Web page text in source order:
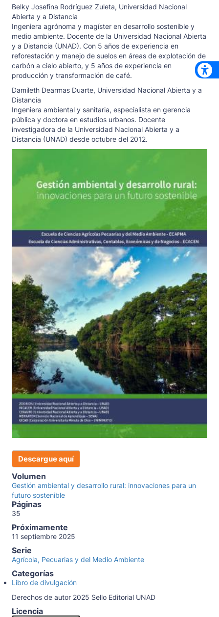
Belky Josefina Rodríguez Zuleta, Universidad Nacional
Abierta y a Distancia
Ingeniera agrónoma y magíster en desarrollo sostenible y
medio ambiente. Docente de la Universidad Nacional Abierta
y a Distancia (UNAD). Con 5 años de experiencia en
reforestación y manejo de suelos en áreas de explotación de
carbón a cielo abierto, y 5 años de experiencia en
producción y transformación de café.
Damileth Dearmas Duarte, Universidad Nacional Abierta y a
Distancia
Ingeniera ambiental y sanitaria, especialista en gerencia
pública y doctora en estudios urbanos. Docente
investigadora de la Universidad Nacional Abierta y a
Distancia (UNAD) desde octubre del 2012.
Descargue aquí
Volumen
Gestión ambiental y desarrollo rural: innovaciones para un
futuro sostenible
Páginas
35
Próximamente
11 septiembre 2025
Serie
Agrícola, Pecuarias y del Medio Ambiente
Categorías
Libro de divulgación
Derechos de autor 2025 Sello Editorial UNAD
Licencia